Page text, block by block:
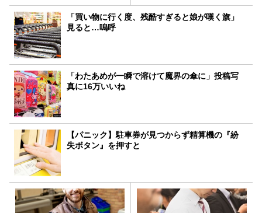
「買い物に行く度、残酷すぎると娘が嘆く旗」
見ると…嗚呼
「わたあめが一瞬で溶けて魔界の傘に」投稿写
真に16万いいね
【パニック】駐車券が見つからず精算機の『紛
失ボタン』を押すと